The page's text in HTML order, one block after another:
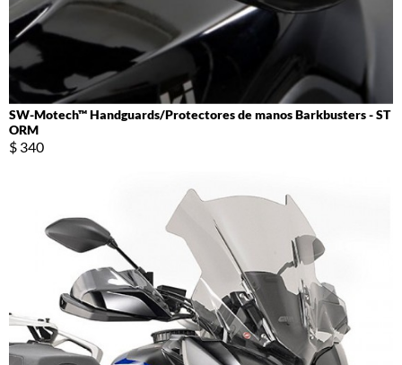
SW-Motech™ Handguards/Protectores de manos Barkbusters - ST
ORM
$ 340